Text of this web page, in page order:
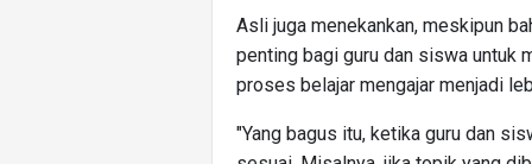
Asli juga menekankan, meskipun
penting bagi guru dan siswa untuk
proses belajar mengajar menjadi
"Yang bagus itu, ketika guru dan